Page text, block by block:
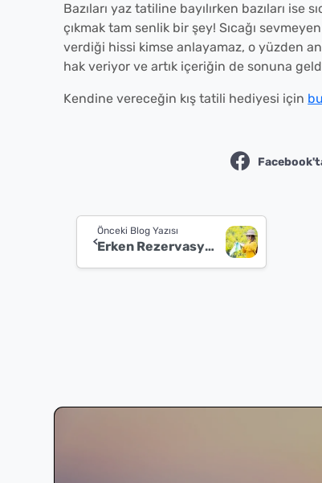
Bazıları yaz tatiline bayılırken bazıları
çıkmak tam senlik bir şey! Sıcağı
verdiği hissi kimse anlayamaz, o yüzden
hak veriyor ve artık içeriğin de sonuna
Kendine vereceğin kış tatili hediyesi için
Continue
Reading
Önceki Blog Yazısı
Erken Rezervasyon ile Ucuza Tatil!